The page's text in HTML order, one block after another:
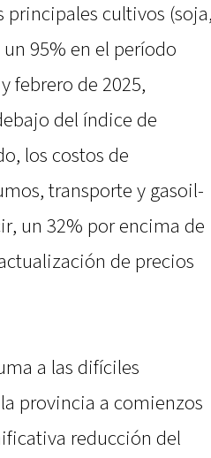
principales cultivos (soja,
95% en el período
febrero de 2025,
del índice de
los costos de
transporte y gasoil-
un 32% por encima de
de precios
a las difíciles
provincia a comienzos
reducción del